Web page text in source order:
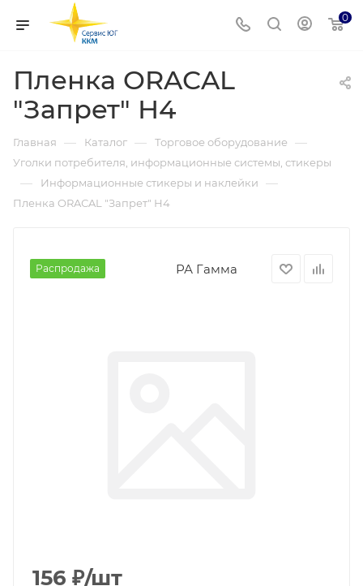
0
Пленка ORAСAL
"Запрет" Н4
Главная — Каталог — Торговое оборудование —
Уголки потребителя, информационные системы, стикеры
— Информационные стикеры и наклейки —
Пленка ORAСAL "Запрет" Н4
Распродажа РА Гамма
156 ₽/шт